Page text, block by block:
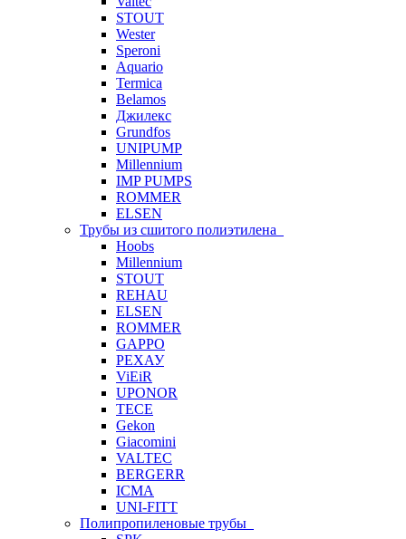
STOUT
Wester
Speroni
Aquario
Termica
Belamos
Джилекс
Grundfos
UNIPUMP
Millennium
IMP PUMPS
ROMMER
ELSEN
Трубы из сшитого полиэтилена
Hoobs
Millennium
STOUT
REHAU
ELSEN
ROMMER
GAPPO
РЕХАУ
ViEiR
UPONOR
TECE
Gekon
Giacomini
VALTEC
BERGERR
ICMA
UNI-FITT
Полипропиленовые трубы